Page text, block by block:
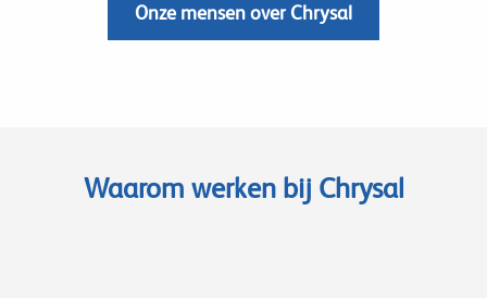
Onze mensen over Chrysal
Waarom werken bij Chrysal